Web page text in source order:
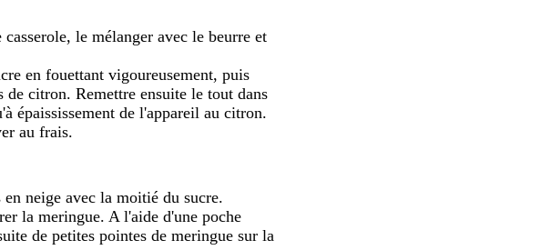
le mélanger avec le beurre et
en fouettant vigoureusement, puis
citron. Remettre ensuite le tout dans
épaississement de l'appareil au citron.
au frais.
neige avec la moitié du sucre.
la meringue. A l'aide d'une poche
de petites pointes de meringue sur la